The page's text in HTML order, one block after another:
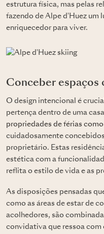
estrutura física, mas pelas
fazendo de Alpe d'Huez um
enriquecedor para viver.
Conceber espaços
O design intencional é
pertença dentro de uma
propriedades de férias
cuidadosamente
proprietário. Estas
estética com a
reflita o estilo de vida e as
As disposições pensadas
como as áreas de estar de
acolhedores, são
convidativa que ressoa